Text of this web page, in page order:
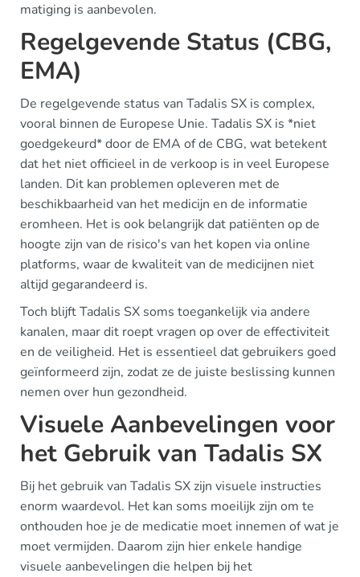
matiging is aanbevolen.
Regelgevende Status (CBG,
EMA)
De regelgevende status van Tadalis SX is complex,
vooral binnen de Europese Unie. Tadalis SX is *niet
goedgekeurd* door de EMA of de CBG, wat betekent
dat het niet officieel in de verkoop is in veel Europese
landen. Dit kan problemen opleveren met de
beschikbaarheid van het medicijn en de informatie
eromheen. Het is ook belangrijk dat patiënten op de
hoogte zijn van de risico's van het kopen via online
platforms, waar de kwaliteit van de medicijnen niet
altijd gegarandeerd is.
Toch blijft Tadalis SX soms toegankelijk via andere
kanalen, maar dit roept vragen op over de effectiviteit
en de veiligheid. Het is essentieel dat gebruikers goed
geïnformeerd zijn, zodat ze de juiste beslissing kunnen
nemen over hun gezondheid.
Visuele Aanbevelingen voor
het Gebruik van Tadalis SX
Bij het gebruik van Tadalis SX zijn visuele instructies
enorm waardevol. Het kan soms moeilijk zijn om te
onthouden hoe je de medicatie moet innemen of wat je
moet vermijden. Daarom zijn hier enkele handige
visuele aanbevelingen die helpen bij het